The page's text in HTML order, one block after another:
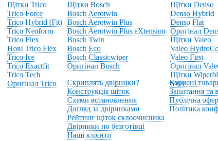
Щітки Trico
Trico Force
Trico Hybrid (Fit)
Trico Neoform
Trico Flex
Нові Trico Flex
Trico Ice
Trico Exactfit
Trico Tech
Оригінал Trico
Щітки Bosch
Bosch Aerotwin
Bosch Aerotwin Plus
Bosch Aerotwin Plus eXtension
Bosch Twin
Bosch Eco
Bosch Classicwiper
Оригінал Bosch
Щітки Denso
Denso Hybrid
Denso Flat
Оригінал
Щітки Valeo
Valeo
Valeo First
Оригінал
Щітки
SWF
Скриплять двірники?
Конструкція щіток
Схеми встановлення
Догляд за двірниками
Рейтинг щіток склоочисника
Двірники по безготівці
Наші клієнти
Корисні
Запитання та
Публічна
Політика